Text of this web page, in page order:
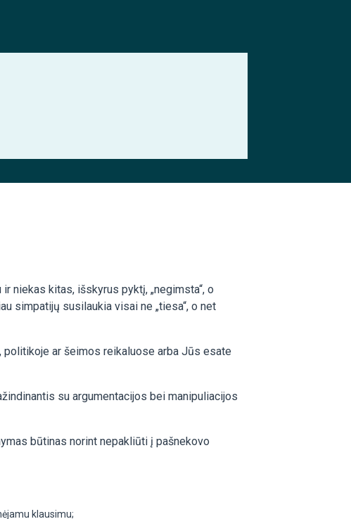
niekas kitas, išskyrus pyktį, „negimsta“, o
simpatijų susilaukia visai ne „tiesa“, o net
ar šeimos reikaluose arba Jūs esate
su argumentacijos bei manipuliacijos
būtinas norint nepakliūti į pašnekovo
klausimu;